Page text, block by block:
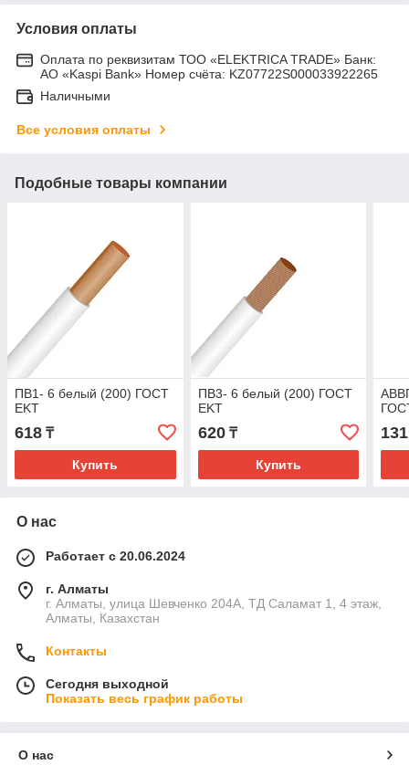
Условия оплаты
Оплата по реквизитам ТОО «ELEKTRICA TRADE» Банк:
АО «Kaspi Bank» Номер счёта: KZ07722S000033922265
Наличными
Все условия оплаты
Подобные товары компании
ПВ1- 6 белый (200) ГОСТ
EKT
618 ₸
Купить
ПВ3- 6 белый (200) ГОСТ
EKT
620₸
Купить
131
О нас
Работает с 20.06.2024
г. Алматы
г. Алматы, улица Шевченко 204А, ТД Саламат 1, 4 этаж,
Алматы, Казахстан
Контакты
Сегодня выходной
Показать весь график работы
О нас